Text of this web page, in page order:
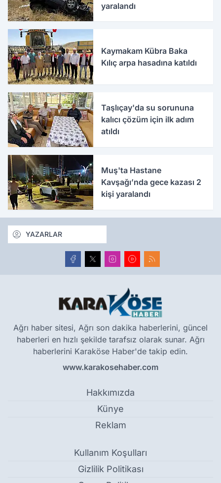
yaralandı
Kaymakam Kübra Baka
Kılıç arpa hasadına katıldı
Taşlıçay'da su sorununa
kalıcı çözüm için ilk adım
atıldı
Muş'ta Hastane
Kavşağı’nda gece kazası 2
kişi yaralandı
YAZARLAR
Ağrı haber sitesi, Ağrı son dakika haberlerini, güncel
haberleri en hızlı şekilde tarafsız olarak sunar. Ağrı
haberlerini Karaköse Haber'de takip edin.
www.karakosehaber.com
Hakkımızda
Künye
Reklam
Kullanım Koşulları
Gizlilik Politikası